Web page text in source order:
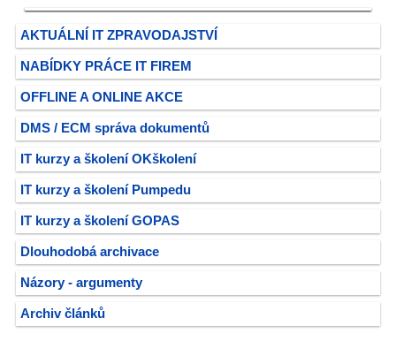
AKTUÁLNÍ IT ZPRAVODAJSTVÍ
NABÍDKY PRÁCE IT FIREM
OFFLINE A ONLINE AKCE
DMS / ECM správa dokumentů
IT kurzy a školení OKškolení
IT kurzy a školení Pumpedu
IT kurzy a školení GOPAS
Dlouhodobá archivace
Názory - argumenty
Archiv článků